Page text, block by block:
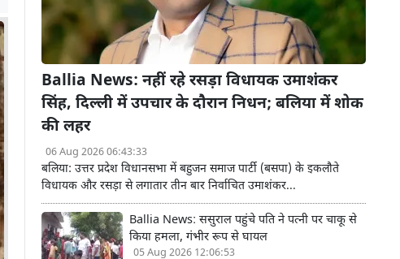
Ballia News: नहीं रहे रसड़ा विधायक उमाशंकर
सिंह, दिल्ली में उपचार के दौरान निधन; बलिया में शोक
की लहर
06 Aug 2026 06:43:33
बलिया: उत्तर प्रदेश विधानसभा में बहुजन समाज पार्टी (बसपा) के इकलौते
विधायक और रसड़ा से लगातार तीन बार निर्वाचित उमाशंकर...
Ballia News: ससुराल पहुंचे पति ने पत्नी पर चाकू से
किया हमला, गंभीर रूप से घायल
05 Aug 2026 12:06:53